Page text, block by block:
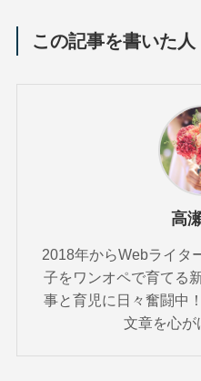
この記事を書いた人
高
2018年からWebライタ
子をワンオペで育てる
事と育児に日々奮闘中
文章を心が